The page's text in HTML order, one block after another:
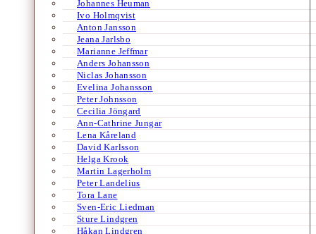
Johannes Heuman
Ivo Holmqvist
Anton Jansson
Jeana Jarlsbo
Marianne Jeffmar
Anders Johansson
Niclas Johansson
Evelina Johansson
Peter Johnsson
Cecilia Jöngard
Ann-Cathrine Jungar
Lena Kåreland
David Karlsson
Helga Krook
Martin Lagerholm
Peter Landelius
Tora Lane
Sven-Eric Liedman
Sture Lindgren
Håkan Lindgren